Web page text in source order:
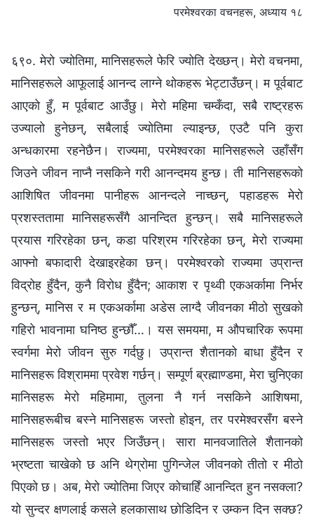
परमेश्‍वरका वचनहरू, अध्याय १८
६९०. मेरो ज्योतिमा, मानिसहरूले फेरि ज्योति देख्छन्। मेरो वचनमा,
मानिसहरूले आफूलाई आनन्द लाग्ने थोकहरू भेट्टाउँछन्। म पूर्वबाट
आएको हुँ, म पूर्वबाट आउँछु। मेरो महिमा चम्कँदा, सबै राष्ट्रहरू
उज्यालो हुनेछन्, सबैलाई ज्योतिमा ल्याइन्छ, एउटै पनि कुरा
अन्धकारमा रहनेछैन। राज्यमा, परमेश्‍वरका मानिसहरूले उहाँसँग
जिउने जीवन नाप्नै नसकिने गरी आनन्दमय हुन्छ। ती मानिसहरूको
आशिषित जीवनमा पानीहरू आनन्दले नाच्छन्, पहाडहरू मेरो
प्रशस्ततामा मानिसहरूसँगै आनन्दित हुन्छन्। सबै मानिसहरूले
प्रयास गरिरहेका छन्, कडा परिश्रम गरिरहेका छन्, मेरो राज्यमा
आफ्नो बफादारी देखाइरहेका छन्। परमेश्‍वरको राज्यमा उप्रान्त
विद्रोह हुँदैन, कुनै विरोध हुँदैन; आकाश र पृथ्वी एकअर्कामा निर्भर
हुन्छन्, मानिस र म एकअर्कामा अडेस लाग्दै जीवनका मीठो सुखको
गहिरो भावनामा घनिष्ठ हुन्छौँ…। यस समयमा, म औपचारिक रूपमा
स्वर्गमा मेरो जीवन सुरु गर्दछु। उप्रान्त शैतानको बाधा हुँदैन र
मानिसहरू विश्राममा प्रवेश गर्छन्। सम्पूर्ण ब्रह्माण्डमा, मेरा चुनिएका
मानिसहरू मेरो महिमामा, तुलना नै गर्न नसकिने आशिषमा,
मानिसहरूबीच बस्ने मानिसहरू जस्तो होइन, तर परमेश्‍वरसँग बस्ने
मानिसहरू जस्तो भएर जिउँछन्। सारा मानवजातिले शैतानको
भ्रष्टता चाखेको छ अनि थेग्रोमा पुगिन्जेल जीवनको तीतो र मीठो
पिएको छ। अब, मेरो ज्योतिमा जिएर कोचाहिँ आनन्दित हुन नसक्ला?
यो सुन्दर क्षणलाई कसले हलकासाथ छोडिदिन र उम्कन दिन सक्छ?